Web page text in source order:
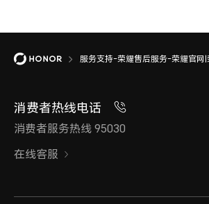
服务支持-荣耀售后服务-荣耀官网|
消费者热线电话
消费者服务热线 95030
在线客服